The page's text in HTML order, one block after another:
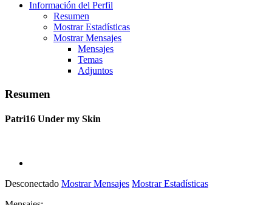
Información del Perfil
Resumen
Mostrar Estadísticas
Mostrar Mensajes
Mensajes
Temas
Adjuntos
Resumen
Patri16 Under my Skin
Desconectado Mostrar Mensajes Mostrar Estadísticas